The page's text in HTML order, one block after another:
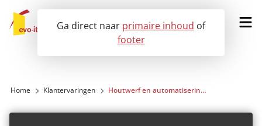
Ga direct naar primaire inhoud of
footer
Onze oplossingen
Home Klantervaringen Houtwerf en automatisering: goede maatjes